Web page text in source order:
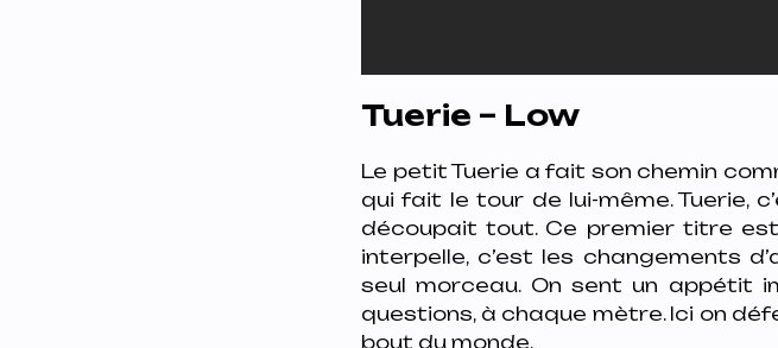
Tuerie – Low
Le petit Tuerie a fait son chemin
qui fait le tour de lui-même. Tuerie,
découpait tout. Ce premier titre
interpelle, c’est les changements
seul morceau. On sent un appétit
questions, à chaque mètre. Ici on
bout du monde.